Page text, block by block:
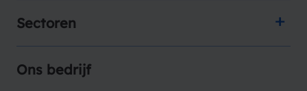
Sectoren
Ons bedrijf